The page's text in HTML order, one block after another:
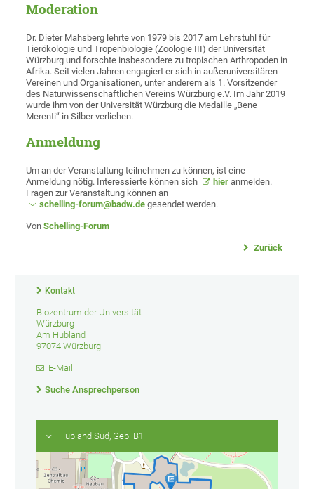
Moderation
Dr. Dieter Mahsberg lehrte von 1979 bis 2017 am Lehrstuhl für
Tierökologie und Tropenbiologie (Zoologie III) der Universität
Würzburg und forschte insbesondere zu tropischen Arthropoden in
Afrika. Seit vielen Jahren engagiert er sich in außeruniversitären
Vereinen und Organisationen, unter anderem als 1. Vorsitzender
des Naturwissenschaftlichen Vereins Würzburg e.V. Im Jahr 2019
wurde ihm von der Universität Würzburg die Medaille „Bene
Merenti“ in Silber verliehen.
Anmeldung
Um an der Veranstaltung teilnehmen zu können, ist eine
Anmeldung nötig. Interessierte können sich
hier anmelden.
Fragen zur Veranstaltung können an
schelling-forum@badw.de gesendet werden.
VonSchelling-Forum
Zurück
Kontakt
Biozentrum der Universität
Würzburg
Am Hubland
97074 Würzburg
E-Mail
Suche Ansprechperson
Hubland Süd, Geb. B1